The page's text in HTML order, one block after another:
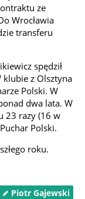
ze
Wrocławia
transferu
spędził
klubie z Olsztyna
Polski. W
dwa lata. W
23 razy (16 w
Polski.
roku.
Piotr Gajewski